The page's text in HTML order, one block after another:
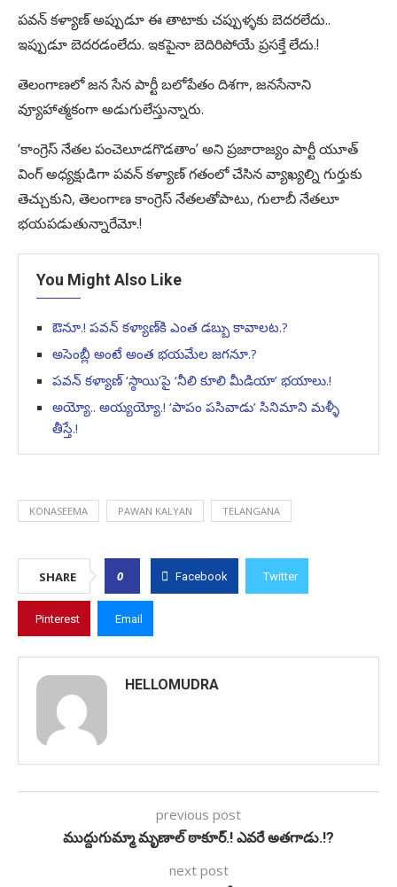
పవన్ కళ్యాణ్ అప్పుడూ ఈ తాటాకు చప్పుళ్ళకు బెదరలేదు..
ఇప్పుడూ బెదరడంలేదు. ఇకపైనా బెదిరిపోయే ప్రసక్తే లేదు.!
తెలంగాణలో జన సేన పార్టీ బలోపేతం దిశగా, జనసేనాని
వ్యూహాత్మకంగా అడుగులేస్తున్నారు.
‘కాంగ్రెస్ నేతల పంచెలూడగొడతాం’ అని ప్రజారాజ్యం పార్టీ యూత్
వింగ్ అధ్యక్షుడిగా పవన్ కళ్యాణ్ గతంలో చేసిన వ్యాఖ్యల్ని గుర్తుకు
తెచ్చుకుని, తెలంగాణ కాంగ్రెస్ నేతలతోపాటు, గులాబీ నేతలూ
భయపడుతున్నారేమో.!
You Might Also Like
ఔనూ.! పవన్ కళ్యాణ్‌కి ఎంత డబ్బు కావాలట.?
అసెంబ్లీ అంటే అంత భయమేల జగనూ.?
పవన్ కళ్యాణ్ ‘స్ఠాయి’పై ‘నీలి కూలి మీడియా’ భయాలు.!
అయ్యో.. అయ్యయ్యో.! ‘పాపం పసివాడు’ సినిమాని మళ్ళీ
తీస్తే.!
KONASEEMA PAWAN KALYAN TELANGANA
SHARE 0 Facebook Twitter
Pinterest Email
HELLOMUDRA
previous post
ముద్దుగుమ్మా మృణాల్ ఠాకూర్.! ఎవరే అతగాడు.!?
next post